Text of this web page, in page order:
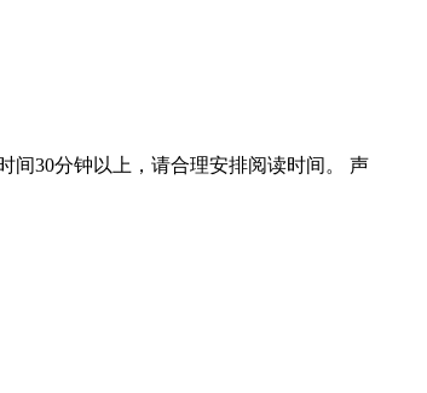
间30分钟以上，请合理安排阅读时间。 声